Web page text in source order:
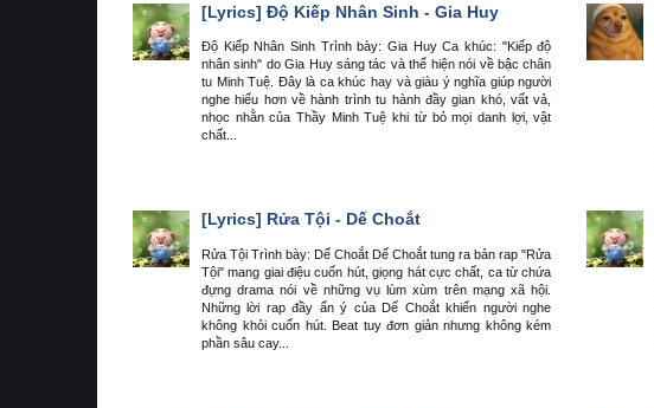
[Lyrics] Độ Kiếp Nhân Sinh - Gia Huy
Độ Kiếp Nhân Sinh Trình bày: Gia Huy Ca khúc: "Kiếp độ
nhân sinh" do Gia Huy sáng tác và thể hiện nói về bậc chân
tu Minh Tuệ. Đây là ca khúc hay và giàu ý nghĩa giúp người
nghe hiểu hơn về hành trình tu hành đầy gian khó, vất vả,
nhọc nhằn của Thầy Minh Tuệ khi từ bỏ mọi danh lợi, vật
chất...
[Lyrics] Rửa Tội - Dế Choắt
Rửa Tội Trình bày: Dế Choắt Dế Choắt tung ra bản rap "Rửa
Tội" mang giai điệu cuốn hút, giọng hát cực chất, ca từ chứa
đựng drama nói về những vụ lùm xùm trên mạng xã hội.
Những lời rap đầy ẩn ý của Dế Choắt khiến người nghe
không khỏi cuốn hút. Beat tuy đơn giản nhưng không kém
phần sâu cay...